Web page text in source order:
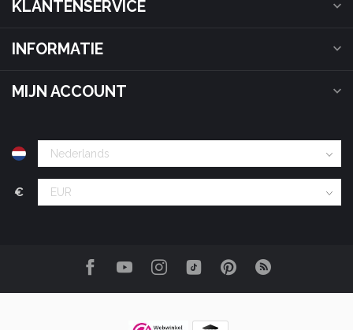
KLANTENSERVICE
INFORMATIE
MIJN ACCOUNT
€